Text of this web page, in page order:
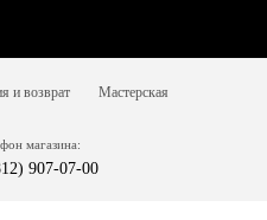
и возврат Мастерская
магазина:
907-07-00